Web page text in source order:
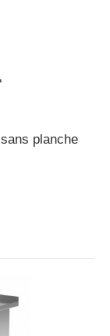
planche